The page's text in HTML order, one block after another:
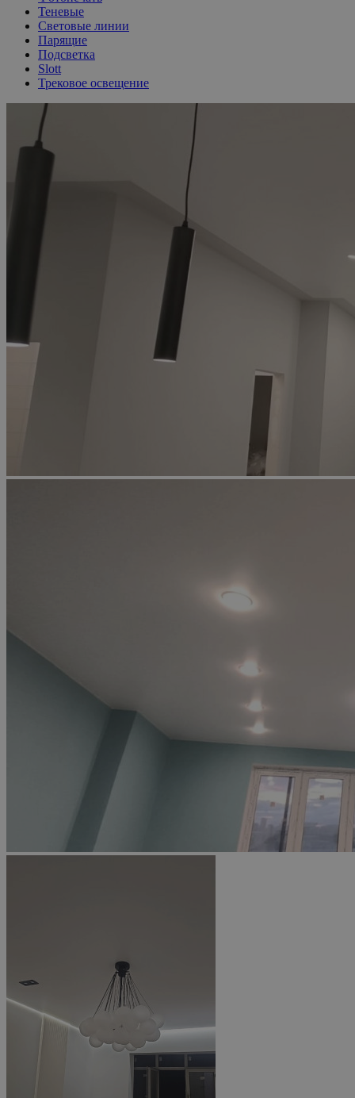
Теневые
Световые линии
Парящие
Подсветка
Slott
Трековое освещение